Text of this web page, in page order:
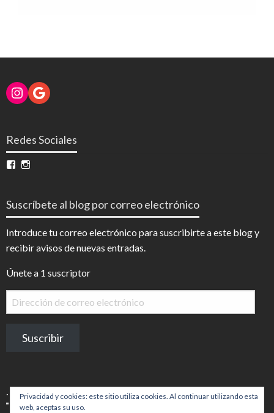
Instagram
Google
Redes Sociales
Ver
en en
Suscríbete al blog por correo electrónico
Introduce tu correo electrónico para suscribirte a este blog y
recibir avisos de nuevas entradas.
Únete a 1 suscriptor
Dirección
de
electrónico
Suscribir
.
Privacidad y cookies: este sitio utiliza cookies. Al continuar utilizando esta
web, aceptas su uso.